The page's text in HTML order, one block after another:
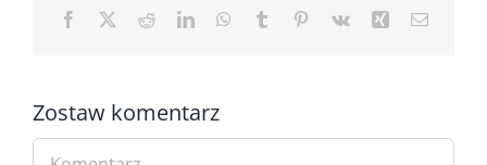
Facebook RedditLinkedInWhatsApp
Tumblr Pinterest
Vk Xing Email
Zostaw komentarz
Comment